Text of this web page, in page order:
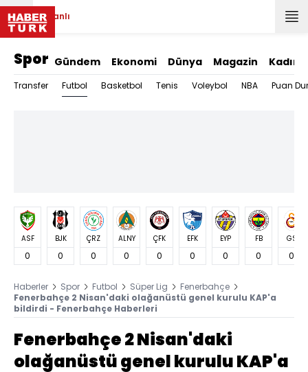
Canlı
Spor Gündem Ekonomi Dünya Magazin Kadın
Transfer Futbol Basketbol Tenis Voleybol NBA Puan
ASF
0
BJK
0
ÇRZ
0
ALNY
0
ÇFK
0
EFK
0
EYP
0
FB
0
GS
0
Haberler Spor Futbol Süper Lig
Fenerbahçe
Fenerbahçe 2 Nisan'daki olağanüstü genel kurulu KAP'a
bildirdi - Fenerbahçe Haberleri
Fenerbahçe 2 Nisan'daki
olağanüstü genel kurulu KAP'a